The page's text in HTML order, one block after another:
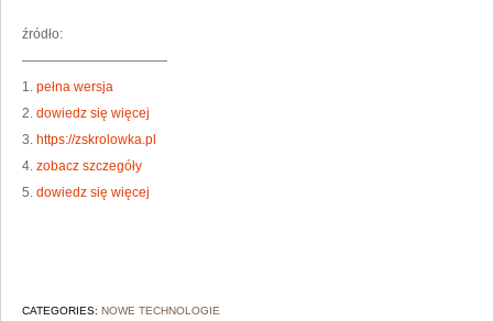
źródło:
———————————
1. pełna wersja
2. dowiedz się więcej
3. https://zskrolowka.pl
4. zobacz szczegóły
5. dowiedz się więcej
CATEGORIES: NOWE TECHNOLOGIE